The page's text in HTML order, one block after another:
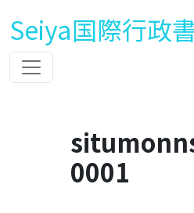
Seiya国際行政
0001